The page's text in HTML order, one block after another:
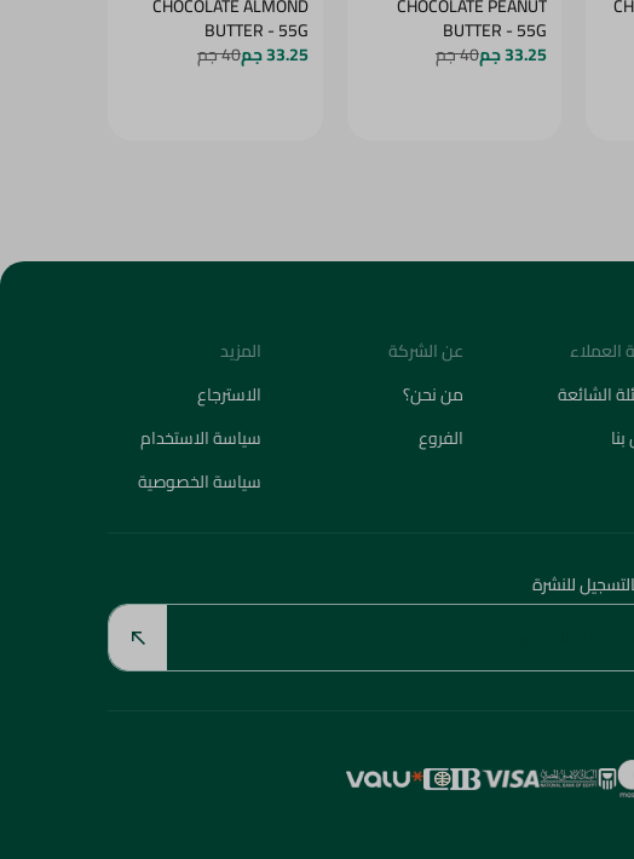
BUTTER - 55G
33.25 جم 40 جم
BUTTER - 55G
33.25 جم 40 جم
العملاء
الشائعة
عن الشركة
من نحن؟
الفروع
المزيد
الاسترجاع
سياسة الاستخدام
سياسة الخصوصية
للنشرة